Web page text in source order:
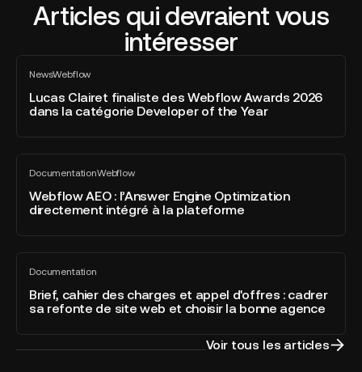
Articles qui devraient vous
intéresser
NewsWebflow
Tout
voir
Lucas Clairet finaliste des Webflow Awards 2026
dans la catégorie Developer of the Year
Lucas
Clairet
finaliste
des
dans
catégorie
Developer
of
the
DocumentationWebflow
Tout
voir
Webflow AEO : l’Answer Engine Optimization
directement intégré à la plateforme
Webflow
AEO
l’Answer
intégré
plateforme
Documentation
Tout
voir
Brief, cahier des charges et appel d'offres : cadrer
sa refonte de site web et choisir la bonne agence
Brief,
cahier
des
charges
Voir tous les articles